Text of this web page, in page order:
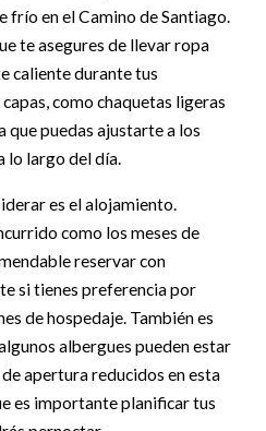
frío en el Camino de Santiago.
te asegures de llevar ropa
caliente durante tus
como chaquetas ligeras
que puedas ajustarte a los
lo largo del día.
es el alojamiento.
como los meses de
reservar con
si tienes preferencia por
de hospedaje. También es
albergues pueden estar
apertura reducidos en esta
es importante planificar tus